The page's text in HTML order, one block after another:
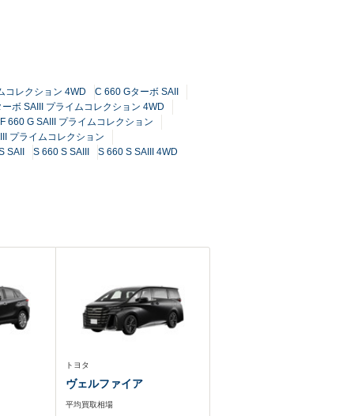
コレクション 4WD
C 660 Gターボ SAII
ボ SAIII プライムコレクション 4WD
F 660 G SAIII プライムコレクション
プライムコレクション
SAII S 660 S SAIII S 660 S SAIII 4WD
トヨタ
ヴェルファイア
平均買取相場